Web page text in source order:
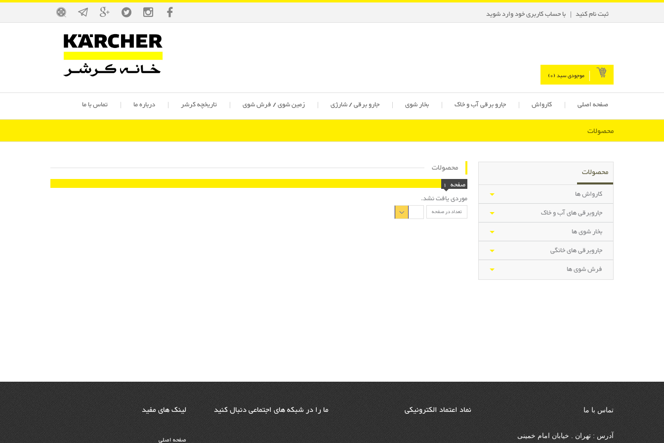
ثبت نام کنید با حساب کاربری خود وارد شوید
موجودی سبد (0
)
صفحه اصلی کارواش جارو برقی آب و خاک بخار شوی جارو برقی / شارژی زمین شوی / فرش شوی تاریخچه کرشر درباره ما تماس با ما
محصولات
محصولات
کارواش ها
جاروبرقی های آب و خاک
بخار شوی ها
جاروبرقی های خانگی
فرش شوی ها
محصولات
صفحه 1
موردی یافت نشد.
تعداد در صفحه
تماس با ما
آدرس : تهران . خیابان امام خمینی
نماد اعتماد الکترونیکی ما را در شبکه های اجتماعی دنبال کنید لینک های مفید
صفحه اصلی